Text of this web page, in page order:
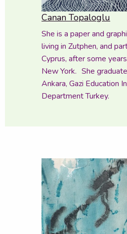
Canan Topaloglu
She is a paper and
living in Zutphen, and
Cyprus, after some
New York. She
Ankara, Gazi Education
Department Turkey.